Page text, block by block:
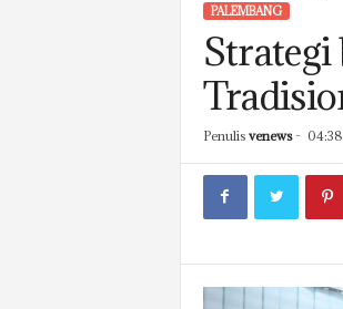
PALEMBANG
Strategi
Penulis venews-